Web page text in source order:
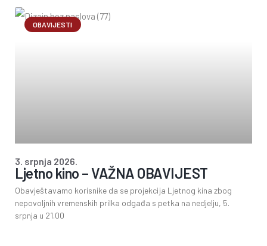
OBAVIJESTI
Ljetno kino – VAŽNA OBAVIJEST
Obavještavamo korisnike da se projekcija Ljetnog kina zbog
nepovoljnih vremenskih prilka odgađa s petka na nedjelju, 5.
srpnja u 21.00
3. srpnja 2026.